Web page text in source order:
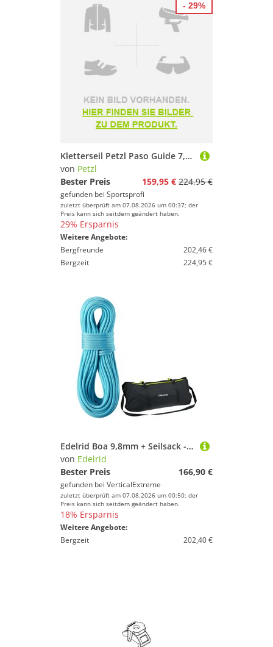
Kletterseil Petzl Paso Guide 7,7mm 2026
von Petzl
Bester Preis
159,95 € 224,95 €
gefunden bei Sportsprofi
zuletzt überprüft am 07.08.2026 um 00:37; der
Preis kann sich seitdem geändert haben.
29% Ersparnis
Weitere Angebote:
Bergfreunde
202,46 €
Bergzeit
224,95 €
- 29%
Edelrid Boa 9,8mm + Seilsack - Kletterseil
von Edelrid
Bester Preis
166,90 €
gefunden bei VerticalExtreme
zuletzt überprüft am 07.08.2026 um 00:50; der
Preis kann sich seitdem geändert haben.
18% Ersparnis
Weitere Angebote:
Bergzeit
202,40 €